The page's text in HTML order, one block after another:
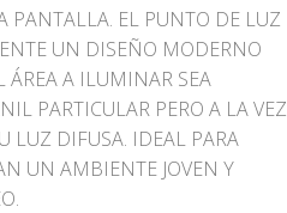
PANTALLA. EL PUNTO DE LUZ
UN DISEÑO MODERNO
ÁREA A ILUMINAR SEA
PARTICULAR PERO A LA VEZ
LUZ DIFUSA. IDEAL PARA
UN AMBIENTE JOVEN Y